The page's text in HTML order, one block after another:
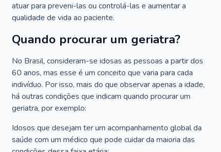
atuar para preveni-las ou controlá-las e aumentar a
qualidade de vida ao paciente.
Quando procurar um geriatra?
No Brasil, consideram-se idosas as pessoas a partir dos
60 anos, mas esse é um conceito que varia para cada
indivíduo. Por isso, mais do que observar apenas a idade,
há outras condições que indicam quando procurar um
geriatra, por exemplo:
Idosos que desejam ter um acompanhamento global da
saúde com um médico que pode cuidar da maioria das